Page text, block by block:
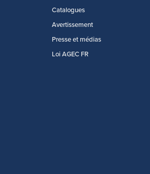
Catalogues
Avertissement
Presse et médias
Loi AGEC FR